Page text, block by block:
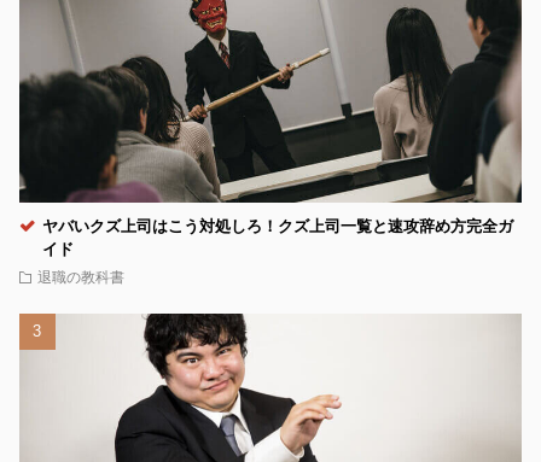
ヤバいクズ上司はこう対処しろ！クズ上司一覧と速攻辞め方完全ガ
イド
退職の教科書